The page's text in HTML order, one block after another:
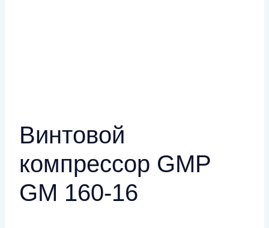
Винтовой
компрессор GMP
GM 160-16